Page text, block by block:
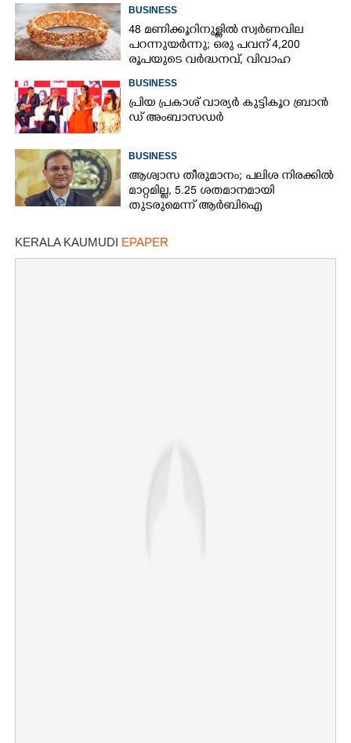
BUSINESS
48 മണിക്കൂറിനുള്ളിൽ സ്വർണവില
പറന്നുയർന്നു; ഒരു പവന് 4,200
രൂപയുടെ വർദ്ധനവ്, വിവാഹ
BUSINESS
പ്രി​യ​ ​പ്ര​കാ​ശ് ​വാ​ര്യർ കു​ട്ടി​കൂ​റ​ ​ ബ്രാ​ൻ​
ഡ് ​അം​ബാ​സ​ഡ​ർ
BUSINESS
ആശ്വാസ തീരുമാനം; പലിശ നിരക്കിൽ
മാറ്റമില്ല, 5.25 ശതമാനമായി
തുടരുമെന്ന് ആർബിഐ
KERALA KAUMUDI EPAPER